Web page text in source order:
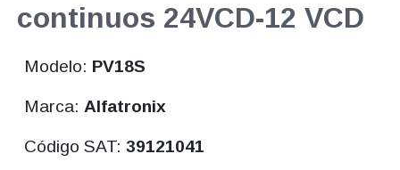
continuos 24VCD-12 VCD
Modelo: PV18S
Marca: Alfatronix
Código SAT:39121041